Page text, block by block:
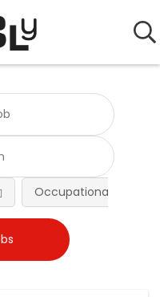
Occupational fields